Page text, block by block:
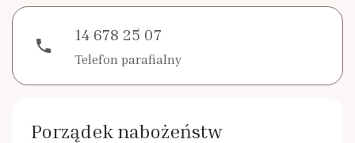
phone
14 678 25 07
Telefon parafialny
Porządek nabożeństw